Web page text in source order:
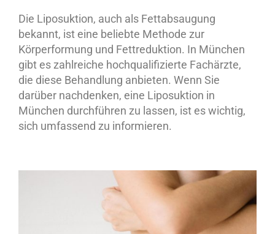
Die Liposuktion, auch als Fettabsaugung
bekannt, ist eine beliebte Methode zur
Körperformung und Fettreduktion. In München
gibt es zahlreiche hochqualifizierte Fachärzte,
die diese Behandlung anbieten. Wenn Sie
darüber nachdenken, eine Liposuktion in
München durchführen zu lassen, ist es wichtig,
sich umfassend zu informieren.